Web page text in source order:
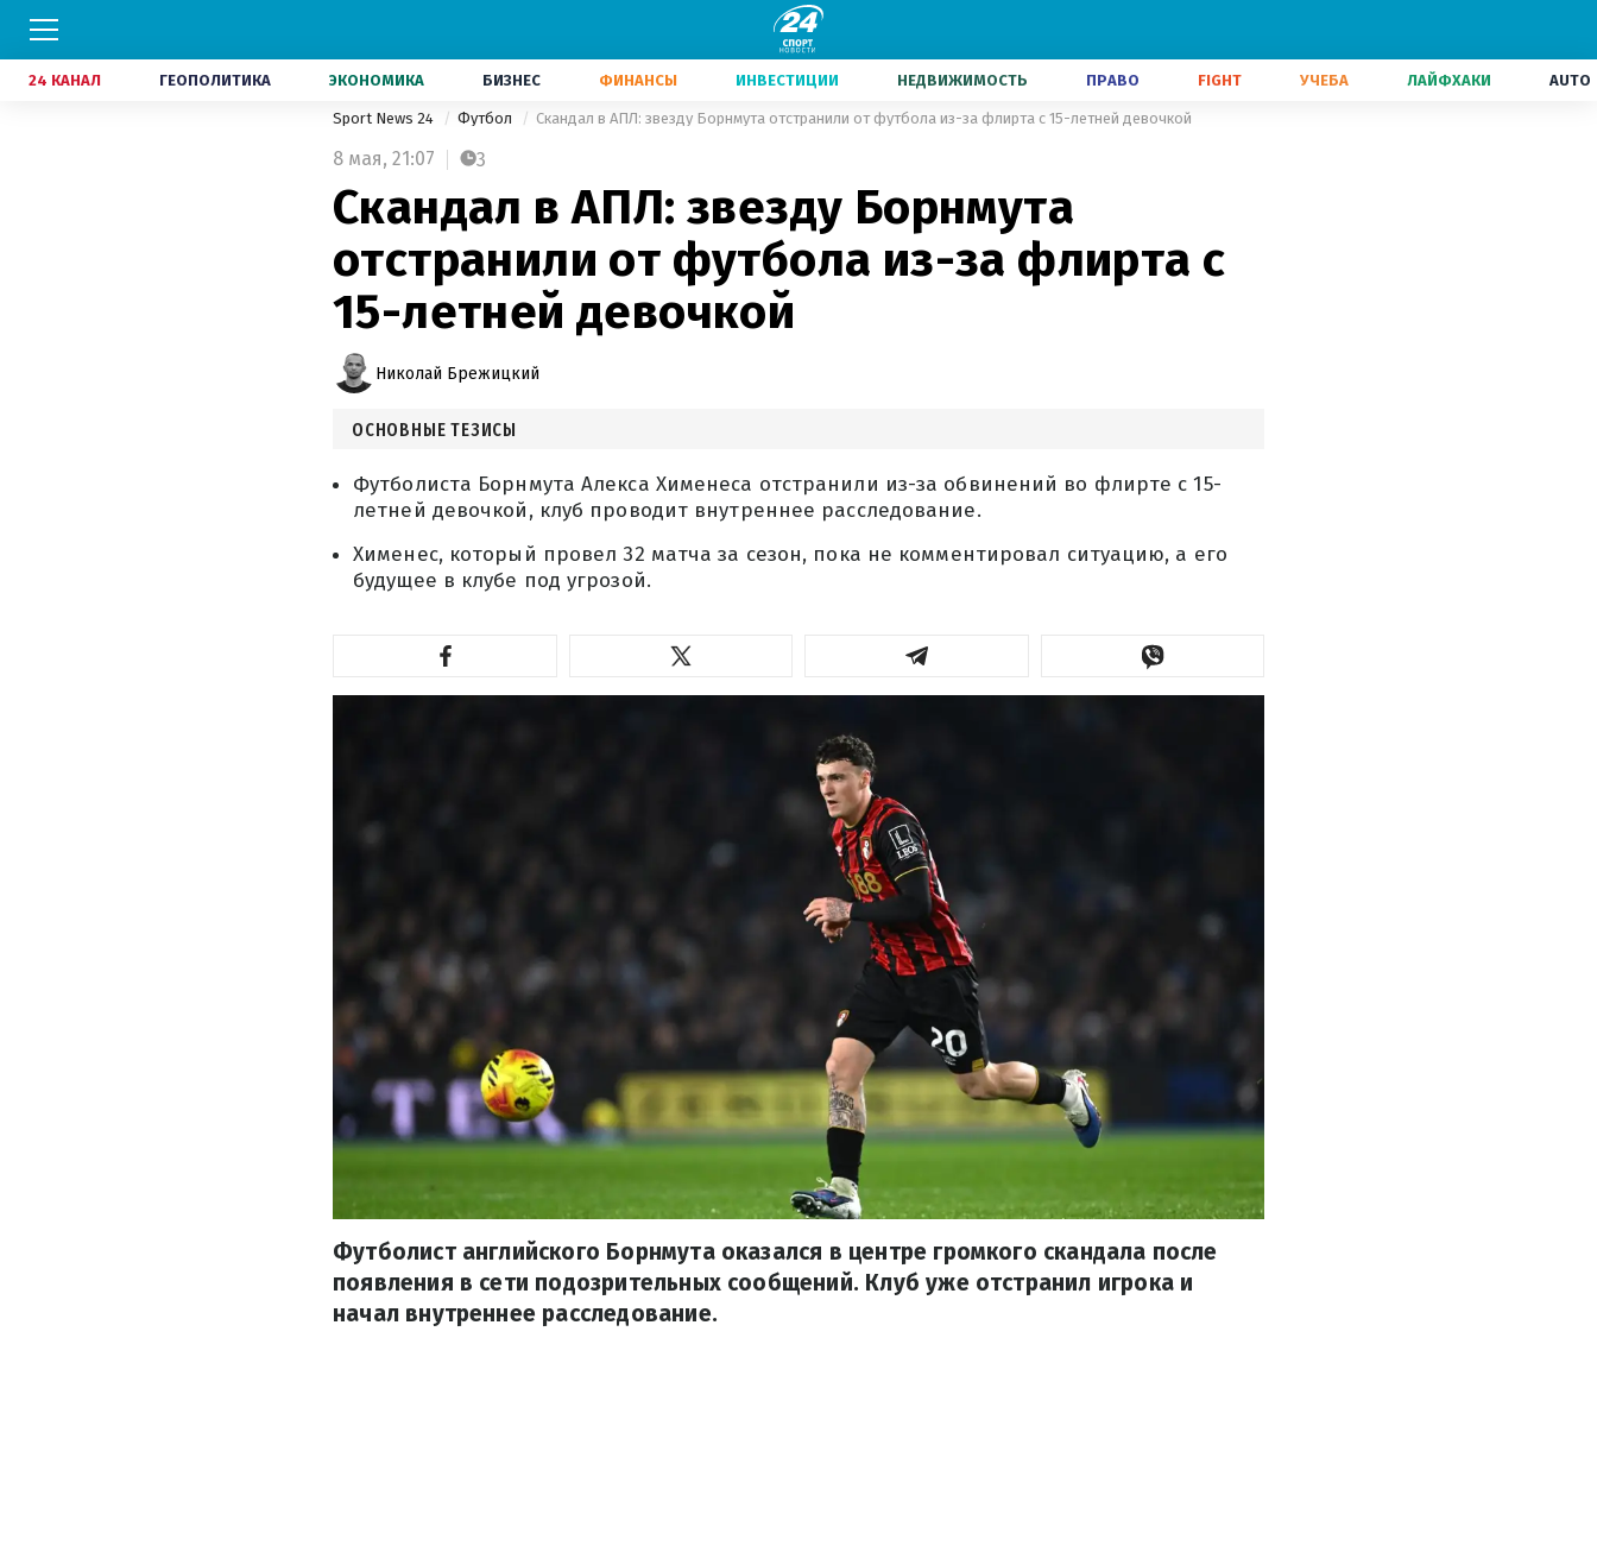
24 КАНАЛ ГЕОПОЛИТИКА ЭКОНОМИКА БИЗНЕС ФИНАНСЫ ИНВЕСТИЦИИ НЕДВИЖИМОСТЬ ПРАВО FIGHT УЧЕБА ЛАЙФХАКИ AUTO
Sport News 24 Футбол Скандал в АПЛ: звезду Борнмута отстранили от футбола из-за флирта с 15-летней девочкой
8 мая, 21:07 3
Скандал в АПЛ: звезду Борнмута
отстранили от футбола из-за флирта с
15-летней девочкой
Николай Брежицкий
ОСНОВНЫЕ ТЕЗИСЫ
Футболиста Борнмута Алекса Хименеса отстранили из-за обвинений во флирте с 15-
летней девочкой, клуб проводит внутреннее расследование.
Хименес, который провел 32 матча за сезон, пока не комментировал ситуацию, а его
будущее в клубе под угрозой.
Футболист английского Борнмута оказался в центре громкого скандала после
появления в сети подозрительных сообщений. Клуб уже отстранил игрока и
начал внутреннее расследование.